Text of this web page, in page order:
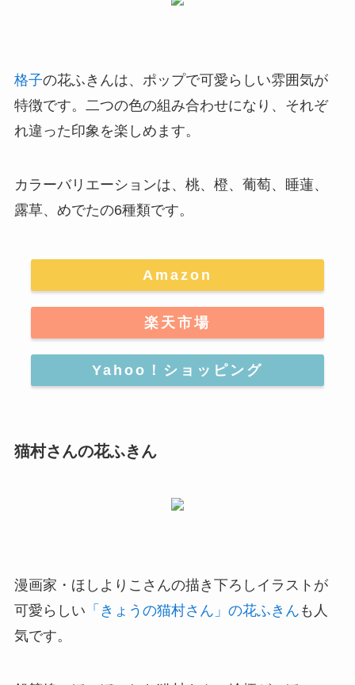
格子の花ふきんは、 ポップで可愛らしい雰囲気が
特徴です。二つの色の組み合わせになり、それぞ
れ違った印象を楽しめます。
カラーバリエーションは、 桃、橙、葡萄、睡蓮、
露草、めでたの6種類です。
Amazon
楽天市場
Yahoo！ショッピング
猫村さんの花ふきん
漫画家・ほしよりこさんの描き下ろしイラストが
可愛らしい 「きょうの猫村さん」の花ふきん も人
気です。